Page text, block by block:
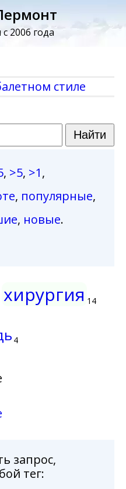
2006 года
стиле
, >5, >1,
, популярные,
, новые.
хирургия 14
4
запрос,
тег: